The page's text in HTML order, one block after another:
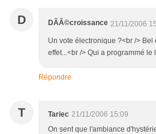
D DÃÂ©croissance 21/11/2006
Un vote électronique ?<br />
effet...<br /> Qui a programmé
Répondre
T Tariec 21/11/2006 15:09
On sent que l'ambiance